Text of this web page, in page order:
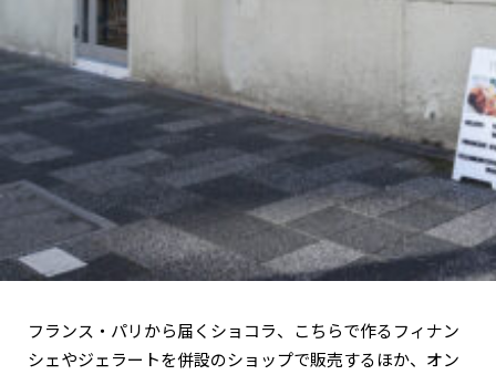
フランス・パリから届くショコラ、こちらで作るフィナン
シェやジェラートを併設のショップで販売するほか、オン